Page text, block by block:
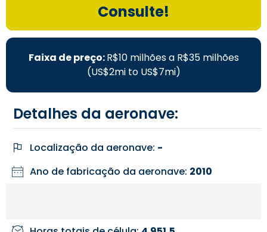
Consulte!
Faixa de preço:R$10 milhões a R$35 milhões
(US$2mi to US$7mi)
Detalhes da aeronave:
Localização da aeronave: -
Ano de fabricação da aeronave: 2010